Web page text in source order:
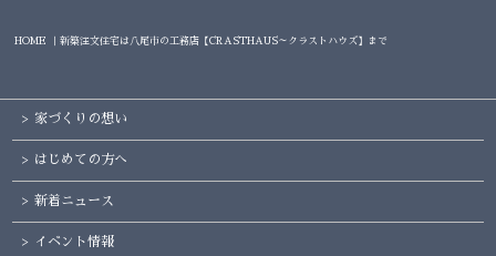
HOME ｜新築注文住宅は八尾市の工務店【CRASTHAUS～クラストハウズ】まで
家づくりの想い
はじめての方へ
新着ニュース
イベント情報